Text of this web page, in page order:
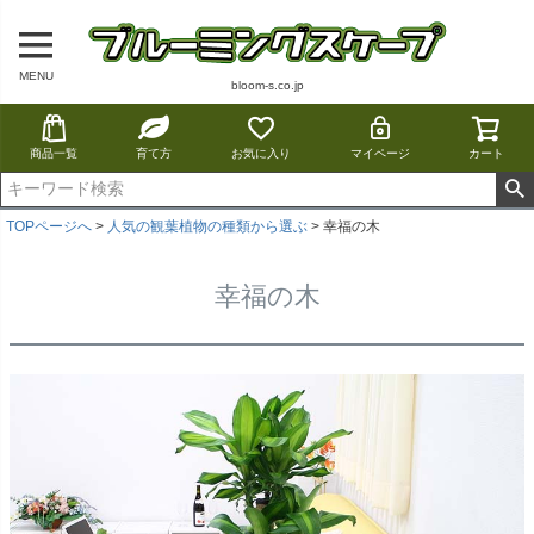
MENU
bloom-s.co.jp
商品一覧 育て方 お気に入り マイページ カート
TOPページへ 人気の観葉植物の種類から選ぶ 幸福の木
幸福の木